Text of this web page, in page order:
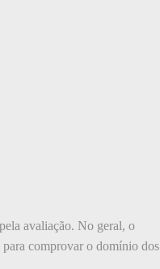
avaliação. No geral, o
para comprovar o domínio dos